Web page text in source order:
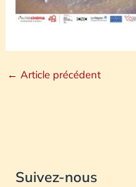
← Article précédent
Suivez-nous